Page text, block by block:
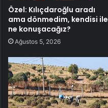
Özel: Kılıçdaroğlu aradı
ama dönmedim, kendisi ile
ne konuşacağız?
Ağustos 5, 2026